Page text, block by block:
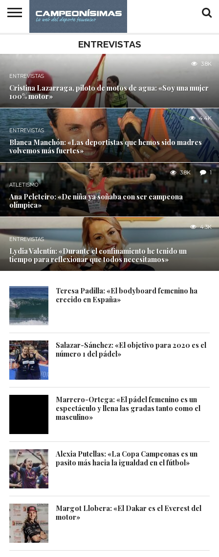
INICIO
ENTREVISTAS
ENTREVISTAS
Cristina Lazarraga, piloto de motos de agua: «Soy una mujer
100% motor»
3.8K
ENTREVISTAS
Blanca Manchón: «Las deportistas que hemos sido madres
volvemos más fuertes»
4.4K
ATLETISMO
Ana Peleteiro: «De niña ya soñaba con ser campeona
olímpica»
3.8K 1
ENTREVISTAS
Lydia Valentín: «Durante el confinamiento he tenido un
tiempo para reflexionar que todos necesitamos»
4.3K
Teresa Padilla: «El bodyboard femenino ha
crecido en España»
Salazar-Sánchez: «El objetivo para 2020 es el
número 1 del pádel»
Marrero-Ortega: «El pádel femenino es un
espectáculo y llena las gradas tanto como el
masculino»
Alexia Putellas: «La Copa Campeonas es un
pasito más hacia la igualdad en el fútbol»
Margot Llobera: «El Dakar es el Everest del
motor»